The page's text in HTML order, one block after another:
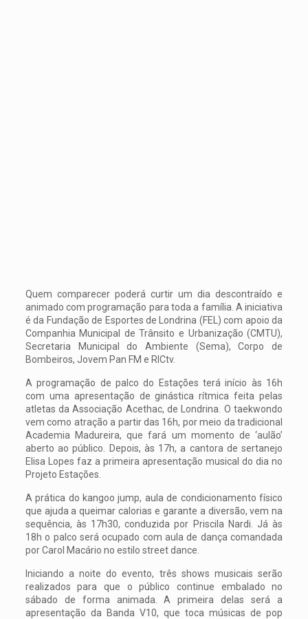
Quem comparecer poderá curtir um dia descontraído e
animado com programação para toda a família. A iniciativa
é da Fundação de Esportes de Londrina (FEL) com apoio da
Companhia Municipal de Trânsito e Urbanização (CMTU),
Secretaria Municipal do Ambiente (Sema), Corpo de
Bombeiros, Jovem Pan FM e RICtv.
A programação de palco do Estações terá início às 16h
com uma apresentação de ginástica rítmica feita pelas
atletas da Associação Acethac, de Londrina. O taekwondo
vem como atração a partir das 16h, por meio da tradicional
Academia Madureira, que fará um momento de ‘aulão’
aberto ao público. Depois, às 17h, a cantora de sertanejo
Elisa Lopes faz a primeira apresentação musical do dia no
Projeto Estações.
A prática do kangoo jump, aula de condicionamento físico
que ajuda a queimar calorias e garante a diversão, vem na
sequência, às 17h30, conduzida por Priscila Nardi. Já às
18h o palco será ocupado com aula de dança comandada
por Carol Macário no estilo street dance.
Iniciando a noite do evento, três shows musicais serão
realizados para que o público continue embalado no
sábado de forma animada. A primeira delas será a
apresentação da Banda V10, que toca músicas de pop